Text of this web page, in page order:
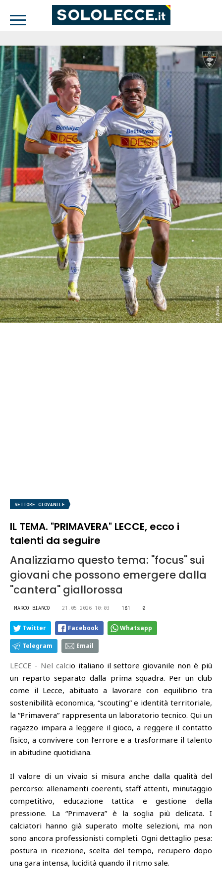
SETTORE GIOVANILE
IL TEMA. "PRIMAVERA" LECCE, ecco i
talenti da seguire
Analizziamo questo tema: "focus" sui
giovani che possono emergere dalla
"cantera" giallorossa
MARCO BIANCO 21.05.2026 10:03 181 0
Twitter Facebook Whatsapp
Telegram Email
LECCE - Nel calcio italiano il settore giovanile non è più
un reparto separato dalla prima squadra. Per un club
come il Lecce, abituato a lavorare con equilibrio tra
sostenibilità economica, “scouting” e identità territoriale,
la “Primavera” rappresenta un laboratorio tecnico. Qui un
ragazzo impara a leggere il gioco, a reggere il contatto
fisico, a convivere con l’errore e a trasformare il talento
in abitudine quotidiana.
Il valore di un vivaio si misura anche dalla qualità del
percorso: allenamenti coerenti, staff attenti, minutaggio
competitivo, educazione tattica e gestione della
pressione. La “Primavera” è la soglia più delicata. I
calciatori hanno già superato molte selezioni, ma non
sono ancora professionisti completi. Ogni dettaglio pesa:
postura in ricezione, scelta del tempo, recupero dopo
una gara intensa, lucidità quando il ritmo sale.